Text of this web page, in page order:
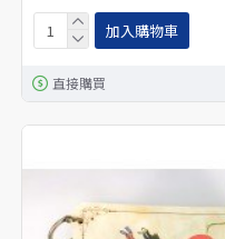
加入購物車
直接購買